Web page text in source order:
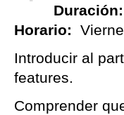
¡Vota positivo!Duración:
Horario:
Introducir al
features.
Comprender